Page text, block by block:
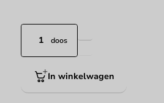
doos
In winkelwagen